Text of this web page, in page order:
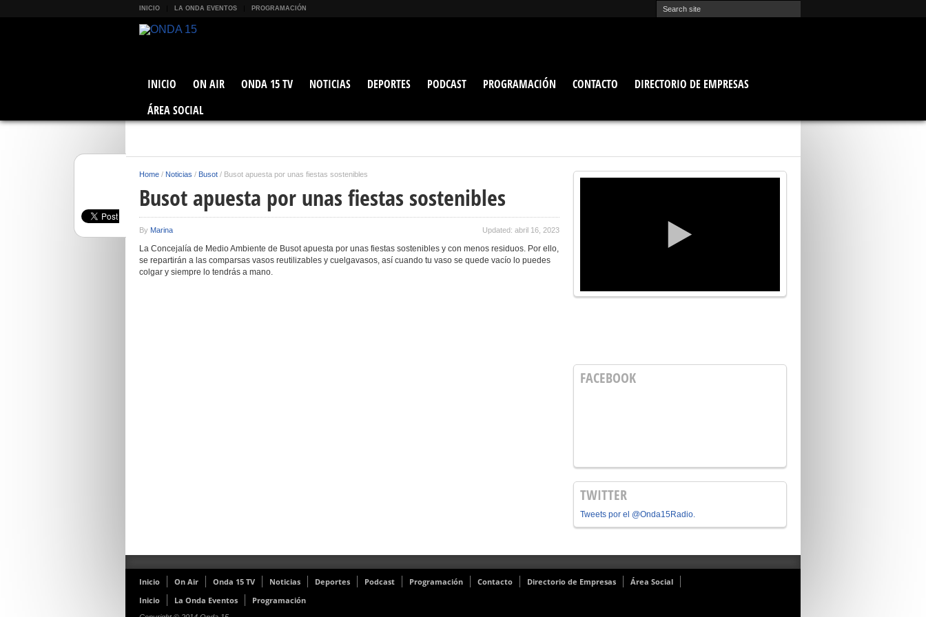
INICIO LA ONDA EVENTOS PROGRAMACIÓN
INICIO ON AIR ONDA 15 TV NOTICIAS DEPORTES PODCAST PROGRAMACIÓN CONTACTO
DIRECTORIO DE EMPRESAS
ÁREA SOCIAL
Home / Noticias / Busot / Busot apuesta por unas fiestas sostenibles
Busot apuesta por unas fiestas sostenibles
By Marina Updated: abril 16, 2023
La Concejalía de Medio Ambiente de Busot apuesta por unas fiestas sostenibles y con menos residuos. Por ello,
se repartirán a las comparsas vasos reutilizables y cuelgavasos, así cuando tu vaso se quede vacío lo puedes
colgar y siempre lo tendrás a mano.
FACEBOOK
TWITTER
Tweets por el @Onda15Radio.
Inicio On Air Onda 15 TV Noticias Deportes Podcast Programación Contacto Directorio de Empresas
Área Social
Inicio
La Onda Eventos Programación